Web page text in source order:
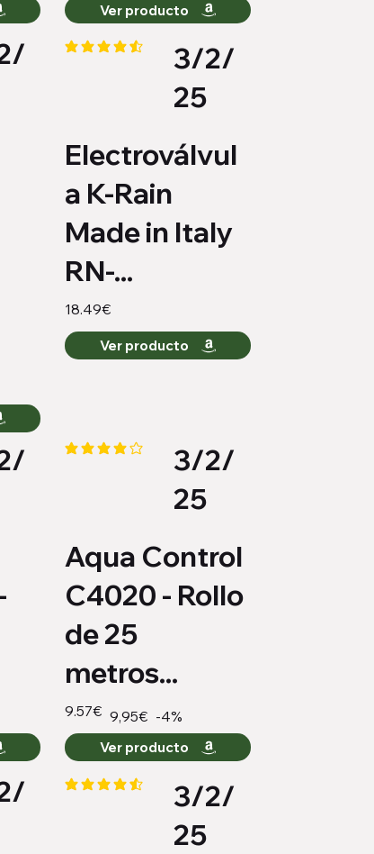
Ver producto
2 de 5 la calificación promedio es 4.4 de 5
3/2/
25
Electroválvul
a K-Rain
Made in Italy
RN-...
18.49€
Ver producto
4.5 de 5 la calificación promedio es 4.1 de 5
3/2/
25
Aqua Control
C4020 - Rollo
de 25
metros...
9.57€ 9,95€ -4%
Ver producto
4.2 de 5la calificación promedio es 4.4 de 5
3/2/
25